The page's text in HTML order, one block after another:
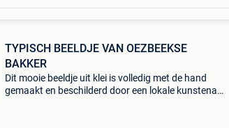
TYPISCH BEELDJE VAN OEZBEEKSE
BAKKER
Dit mooie beeldje uit klei is volledig met de hand
gemaakt en beschilderd door een lokale kunstenaar